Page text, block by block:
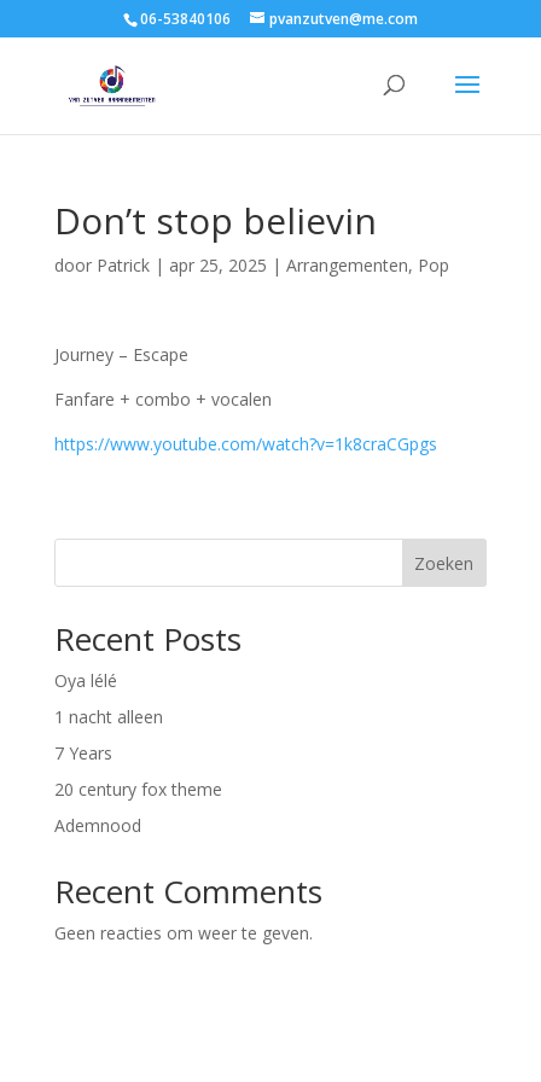
06-53840106 pvanzutven@me.com
Don’t stop believin
door Patrick| apr 25, 2025 | Arrangementen, Pop
Journey – Escape
Fanfare + combo + vocalen
https://www.youtube.com/watch?v=1k8craCGpgs
Zoeken
Recent Posts
Oya lélé
1 nacht alleen
7 Years
20 century fox theme
Ademnood
Recent Comments
Geen reacties om weer te geven.